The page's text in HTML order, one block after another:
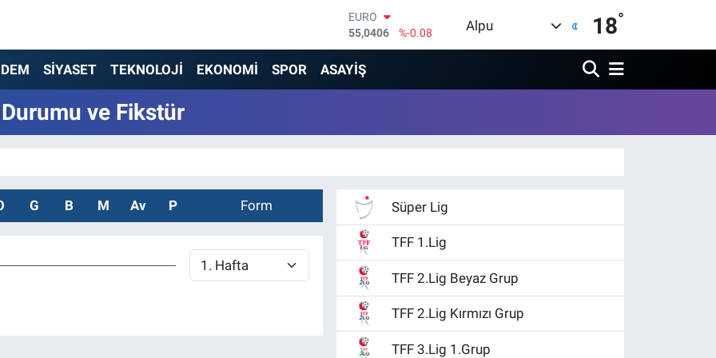
EURO
55,0406
%-0.08
STERLİN
64,2143
GRAM ALTIN
47,6704
Alpu 18°
SİYASET TEKNOLOJİ EKONOMİ SPOR ASAYİŞ
ve Fikstür
G B M Av P Form Süper Lig
TFF 1.Lig
TFF 2.Lig Beyaz Grup
TFF 2.Lig Kırmızı Grup
TFF 3.Lig 1.Grup